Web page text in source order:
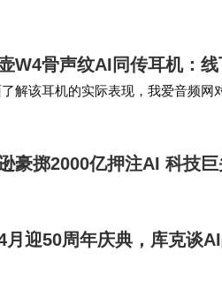
系，而职场人士提升自身技能
与Z Flip系列通常在玻璃上方使用
W4骨声纹AI同传耳机：
解该耳机的实际表现，我爱音频
实测。 时空壶W4骨声纹AI同传耳
豪掷2000亿押注AI 科技
月迎50周年庆典，库克谈